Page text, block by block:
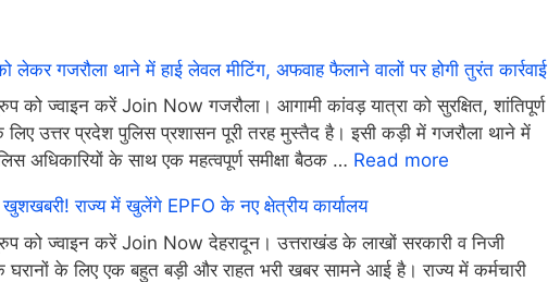
गजरौला थाने में हाई लेवल मीटिंग, अफवाह फैलाने वालों पर होगी तुरंत कार्रवाई
ज्वाइन करें Join Now गजरौला। आगामी कांवड़ यात्रा को सुरक्षित, शांतिपूर्ण
उत्तर प्रदेश पुलिस प्रशासन पूरी तरह मुस्तैद है। इसी कड़ी में गजरौला थाने में
अधिकारियों के साथ एक महत्वपूर्ण समीक्षा बैठक … Read more
खुशखबरी! राज्य में खुलेंगे EPFO के नए क्षेत्रीय कार्यालय
को ज्वाइन करें Join Now देहरादून। उत्तराखंड के लाखों सरकारी व निजी
घरानों के लिए एक बहुत बड़ी और राहत भरी खबर सामने आई है। राज्य में कर्मचारी